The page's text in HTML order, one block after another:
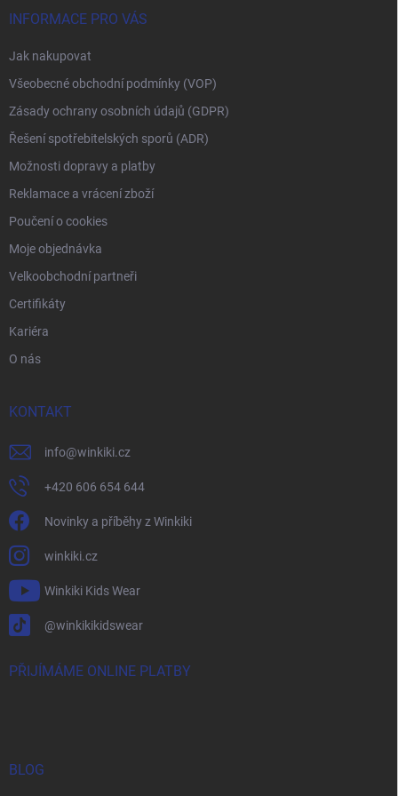
INFORMACE PRO VÁS
Jak nakupovat
Všeobecné obchodní podmínky (VOP)
Zásady ochrany osobních údajů (GDPR)
Řešení spotřebitelských sporů (ADR)
Možnosti dopravy a platby
Reklamace a vrácení zboží
Poučení o cookies
Moje objednávka
Velkoobchodní partneři
Certifikáty
Kariéra
O nás
KONTAKT
info@winkiki.cz
+420 606 654 644
Novinky a příběhy z Winkiki
winkiki.cz
Winkiki Kids Wear
@winkikikidswear
PŘIJÍMÁME ONLINE PLATBY
BLOG